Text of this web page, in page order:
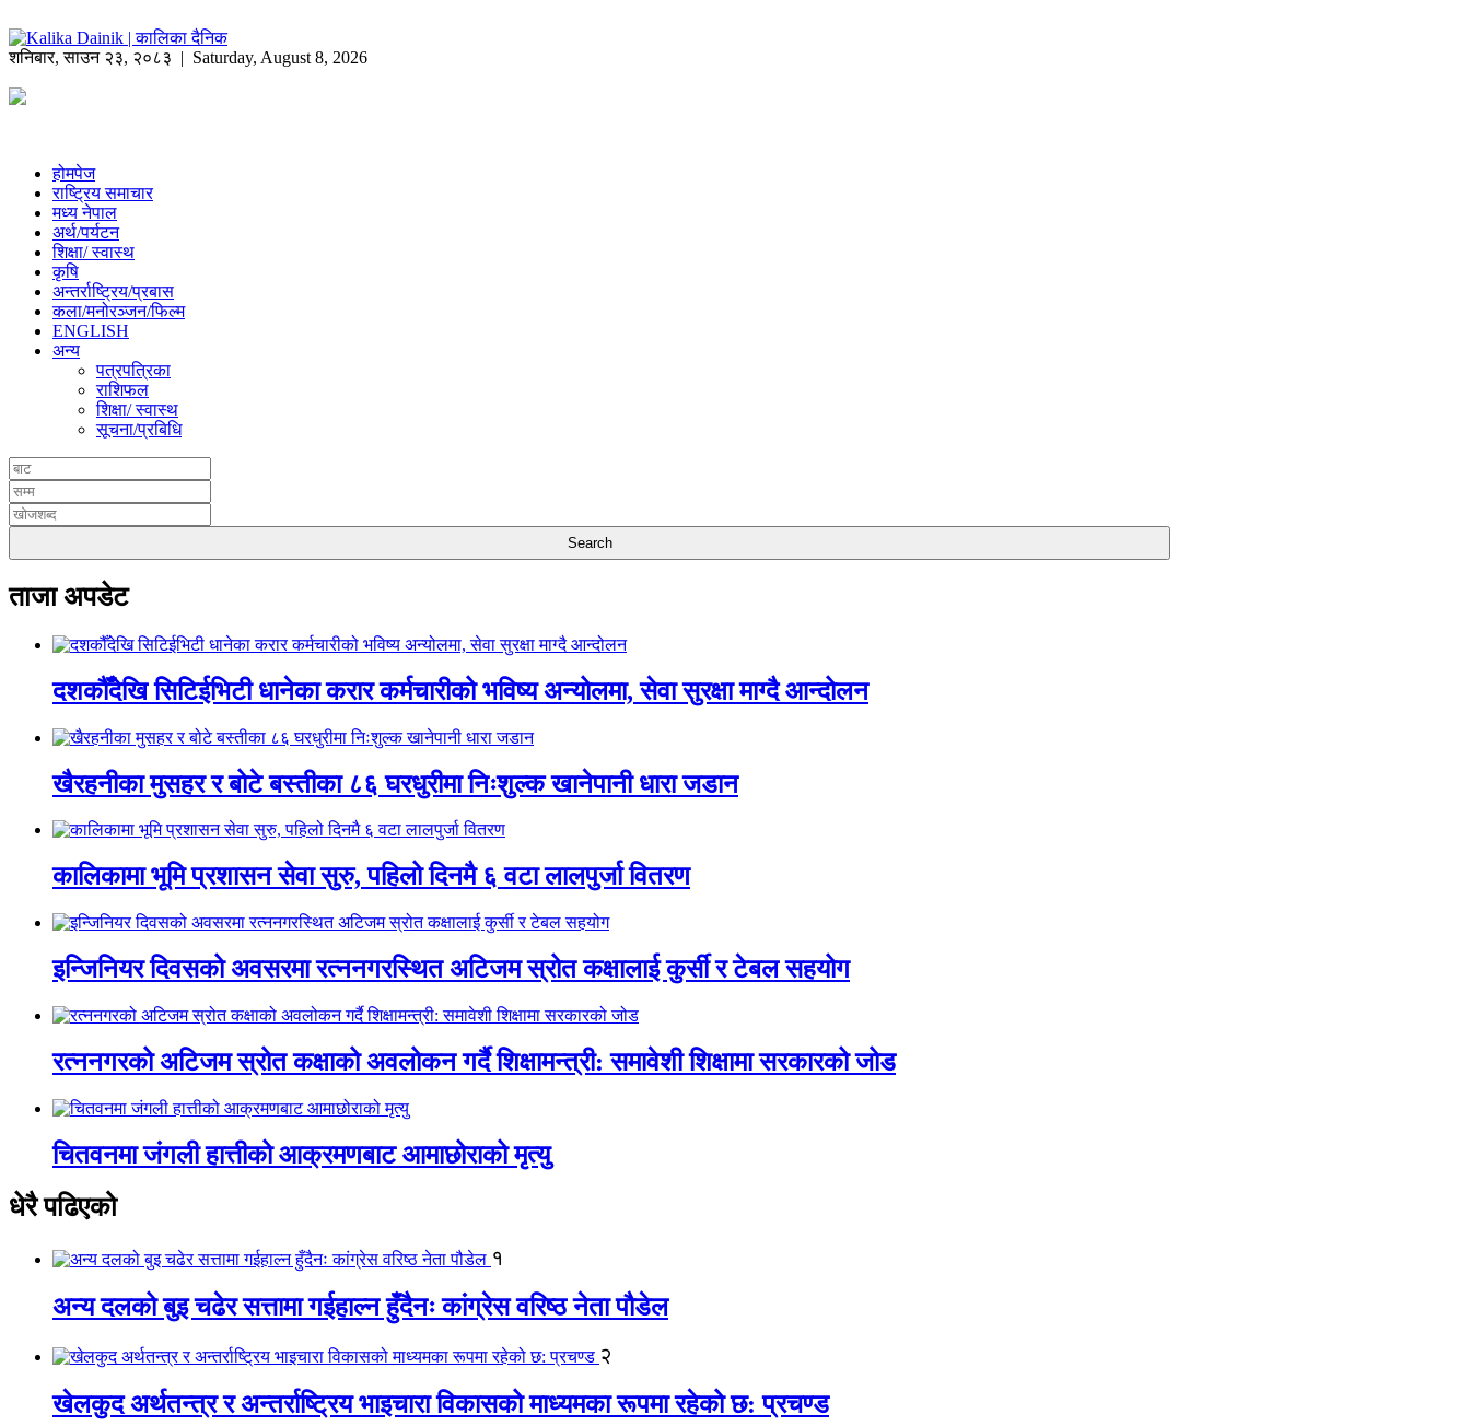
शनिबार,साउन २३, २०८३ | Saturday, August 8, 2026
होमपेज
राष्ट्रिय समाचार
मध्य नेपाल
अर्थ/पर्यटन
शिक्षा/ स्वास्थ
कृषि
अन्तर्राष्ट्रिय/प्रबास
कला/मनोरञ्जन/फिल्म
ENGLISH
अन्य
पत्रपत्रिका
राशिफल
शिक्षा/ स्वास्थ
सूचना/प्रबिधि
ताजा अपडेट
दशकौँदेखि सिटिईभिटी धानेका करार कर्मचारीको भविष्य अन्योलमा, सेवा सुरक्षा माग्दै आन्दोलन
खैरहनीका मुसहर र बोटे बस्तीका ८६ घरधुरीमा निःशुल्क खानेपानी धारा जडान
कालिकामा भूमि प्रशासन सेवा सुरु, पहिलो दिनमै ६ वटा लालपुर्जा वितरण
इन्जिनियर दिवसको अवसरमा रत्ननगरस्थित अटिजम स्रोत कक्षालाई कुर्सी र टेबल सहयोग
रत्ननगरको अटिजम स्रोत कक्षाको अवलोकन गर्दै शिक्षामन्त्री: समावेशी शिक्षामा सरकारको जोड
चितवनमा जंगली हात्तीको आक्रमणबाट आमाछोराको मृत्यु
धेरै पढिएको
१
अन्य दलको बुइ चढेर सत्तामा गईहाल्न हुँदैनः कांग्रेस वरिष्ठ नेता पौडेल
२
खेलकुद अर्थतन्त्र र अन्तर्राष्ट्रिय भाइचारा विकासको माध्यमका रूपमा रहेको छ: प्रचण्ड